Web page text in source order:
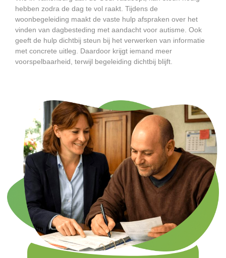
hebben zodra de dag te vol raakt. Tijdens de
woonbegeleiding maakt de vaste hulp afspraken over het
vinden van dagbesteding met aandacht voor autisme. Ook
geeft de hulp dichtbij steun bij het verwerken van informatie
met concrete uitleg. Daardoor krijgt iemand meer
voorspelbaarheid, terwijl begeleiding dichtbij blijft.